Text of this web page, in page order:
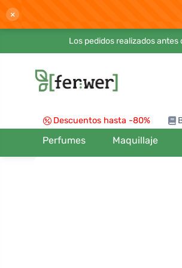
×
Los pedidos realizados
Descuentos hasta -80%
Perfumes Maquillaje